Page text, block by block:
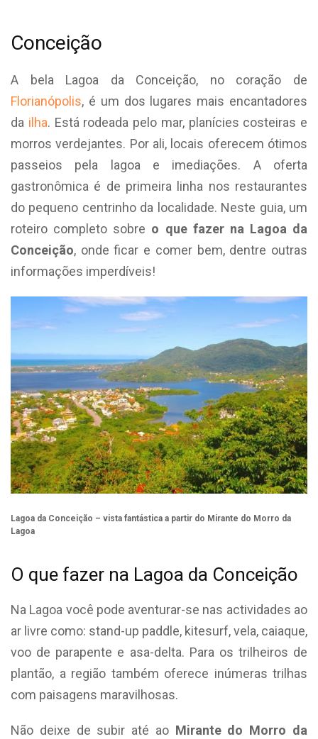
Conceição
A bela Lagoa da Conceição, no coração de
Florianópolis, é um dos lugares mais encantadores
da ilha. Está rodeada pelo mar, planícies costeiras e
morros verdejantes. Por ali, locais oferecem ótimos
passeios pela lagoa e imediações. A oferta
gastronômica é de primeira linha nos restaurantes
do pequeno centrinho da localidade. Neste guia, um
roteiro completo sobre o que fazer na Lagoa da
Conceição, onde ficar e comer bem, dentre outras
informações imperdíveis!
Lagoa da Conceição – vista fantástica a partir do Mirante do Morro da
Lagoa
O que fazer na Lagoa da Conceição
Na Lagoa você pode aventurar-se nas actividades ao
ar livre como: stand-up paddle, kitesurf, vela, caiaque,
voo de parapente e asa-delta. Para os trilheiros de
plantão, a região também oferece inúmeras trilhas
com paisagens maravilhosas.
Não deixe de subir até ao Mirante do Morro da